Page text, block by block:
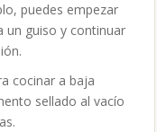
puedes empezar
un guiso y continuar
cocinar a baja
sellado al vacío